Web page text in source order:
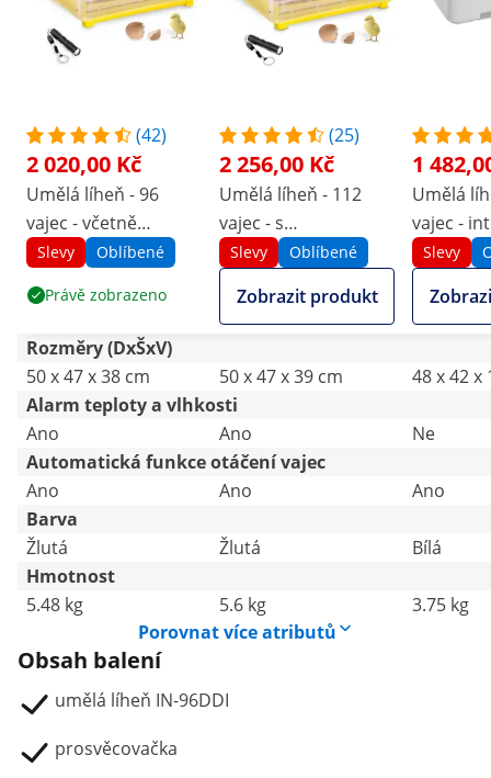
(42)
2 020,00 Kč
Umělá líheň - 96
vajec - včetně
prosvěcovačky vajec
Slevy Oblíbené
Právě zobrazeno
(25)
2 256,00 Kč
Umělá líheň - 112
vajec - s
prosvěcovačkou -
plně automatická
Slevy Oblíbené
Zobrazit produkt
1
Umělá
vajec -
- plně
provoz
Slevy
Rozměry (DxŠxV)
50 x 47 x 38 cm
50 x 47 x 39 cm
48 x 42 x
Alarm teploty a vlhkosti
Ano
Ano
Ne
Automatická funkce otáčení vajec
Ano
Ano
Ano
Barva
Žlutá
Žlutá
Bílá
Hmotnost
5.48 kg
5.6 kg
3.75 kg
Porovnat více atributů
Obsah balení
umělá líheň IN-96DDI
prosvěcovačka